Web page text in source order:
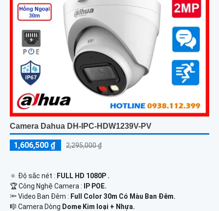
Camera Dahua DH-IPC-HDW1239V-PV
1,606,500 ₫ 2,295,000 ₫
🔅 Độ sắc nét : FULL HD 1080P .
🏆 Công Nghệ Camera :
IP POE.
🔦 Video Ban Đêm : Full Color 30m Có Màu Ban Ðêm.
🎼️ Camera Dòng Dome Kim loại + Nhựa.